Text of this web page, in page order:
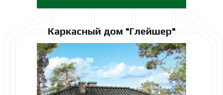
Каркасный дом "Глейшер"